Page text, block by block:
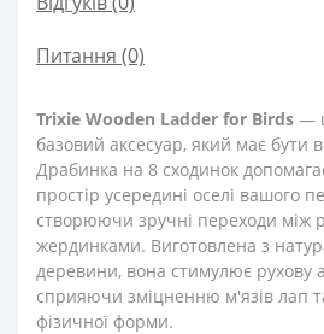
Питання (0)
Trixie Wooden Ladder for Birds —
базовий аксесуар, який має бути в
Драбинка на 8 сходинок
простір усередині оселі вашого
створюючи зручні переходи між
жердинками. Виготовлена з
деревини, вона стимулює рухову
сприяючи зміцненню м'язів лап
фізичної форми.